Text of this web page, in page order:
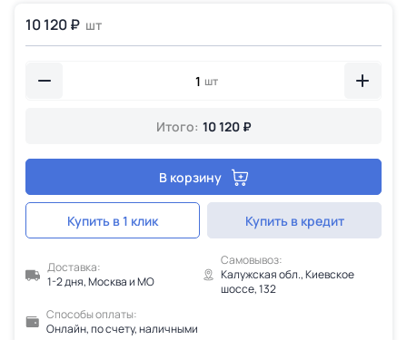
10 120 ₽ шт
шт
Итого: 10 120 ₽
В корзину
Купить в 1 клик Купить в кредит
Доставка:
1-2 дня, Москва и МО
Самовывоз:
Калужская обл., Киевское
шоссе, 132
Способы оплаты:
Онлайн, по счету, наличными